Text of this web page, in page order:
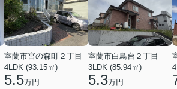
室蘭市宮の森町２丁目
4LDK (93.15㎡)
5.5万円
室蘭市白鳥台２丁目
3LDK (85.94㎡)
5.3万円